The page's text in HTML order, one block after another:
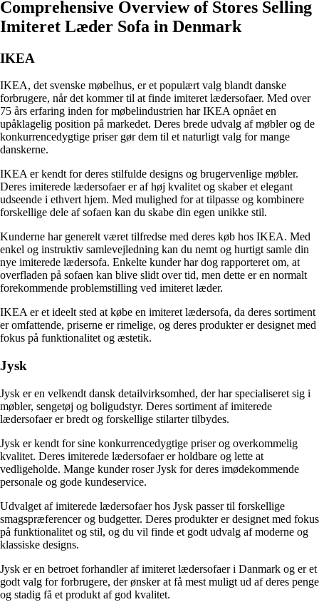
Comprehensive Overview of Stores Selling
Imiteret Læder Sofa in Denmark
IKEA
IKEA, det svenske møbelhus, er et populært valg blandt danske
forbrugere, når det kommer til at finde imiteret lædersofaer. Med over
75 års erfaring inden for møbelindustrien har IKEA opnået en
upåklagelig position på markedet. Deres brede udvalg af møbler og de
konkurrencedygtige priser gør dem til et naturligt valg for mange
danskerne.
IKEA er kendt for deres stilfulde designs og brugervenlige møbler.
Deres imiterede lædersofaer er af høj kvalitet og skaber et elegant
udseende i ethvert hjem. Med mulighed for at tilpasse og kombinere
forskellige dele af sofaen kan du skabe din egen unikke stil.
Kunderne har generelt været tilfredse med deres køb hos IKEA. Med
enkel og instruktiv samlevejledning kan du nemt og hurtigt samle din
nye imiterede lædersofa. Enkelte kunder har dog rapporteret om, at
overfladen på sofaen kan blive slidt over tid, men dette er en normalt
forekommende problemstilling ved imiteret læder.
IKEA er et ideelt sted at købe en imiteret lædersofa, da deres sortiment
er omfattende, priserne er rimelige, og deres produkter er designet med
fokus på funktionalitet og æstetik.
Jysk
Jysk er en velkendt dansk detailvirksomhed, der har specialiseret sig i
møbler, sengetøj og boligudstyr. Deres sortiment af imiterede
lædersofaer er bredt og forskellige stilarter tilbydes.
Jysk er kendt for sine konkurrencedygtige priser og overkommelig
kvalitet. Deres imiterede lædersofaer er holdbare og lette at
vedligeholde. Mange kunder roser Jysk for deres imødekommende
personale og gode kundeservice.
Udvalget af imiterede lædersofaer hos Jysk passer til forskellige
smagspræferencer og budgetter. Deres produkter er designet med fokus
på funktionalitet og stil, og du vil finde et godt udvalg af moderne og
klassiske designs.
Jysk er en betroet forhandler af imiteret lædersofaer i Danmark og er et
godt valg for forbrugere, der ønsker at få mest muligt ud af deres penge
og stadig få et produkt af god kvalitet.